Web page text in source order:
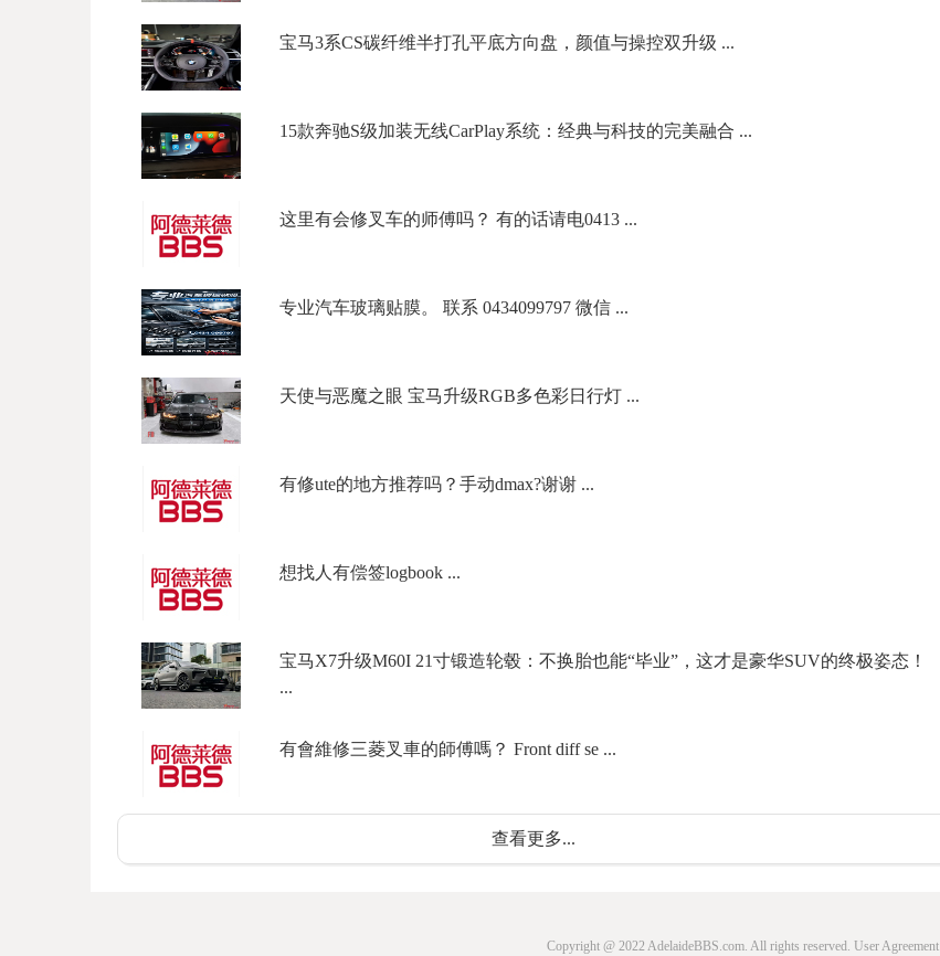
宝马3系CS碳纤维半打孔平底方向盘，颜值与操控双升级 ...
15款奔驰S级加装无线CarPlay系统：经典与科技的完美融合 ...
这里有会修叉车的师傅吗？ 有的话请电0413 ...
专业汽车玻璃贴膜。 联系 0434099797 微信 ...
天使与恶魔之眼 宝马升级RGB多色彩日行灯 ...
有修ute的地方推荐吗？手动dmax?谢谢 ...
想找人有偿签logbook ...
宝马X7升级M60I 21寸锻造轮毂：不换胎也能“毕业”，这才是豪华SUV的终极姿态！
...
有會維修三菱叉車的師傅嗎？ Front diff se ...
查看更多...
Copyright @ 2022 AdelaideBBS.com. All rights reserved. User Agreement